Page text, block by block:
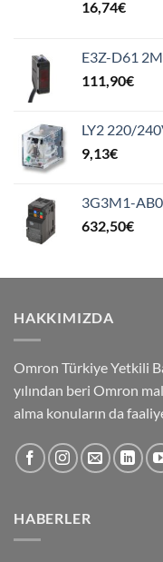
16,74€
E3Z-D61 2M
111,90€
LY2 220/
9,13€
3G3M1-
632,50€
HAKKIMIZDA
Omron Türkiye Yetkili
yılından beri Omron
alma konuların da
HABERLER